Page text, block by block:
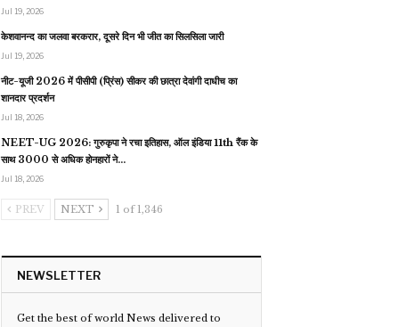
Jul 19, 2026
केशवानन्द का जलवा बरकरार, दूसरे दिन भी जीत का सिलसिला जारी
Jul 19, 2026
नीट-यूजी 2026 में पीसीपी (प्रिंस) सीकर की छात्रा देवांगी दाधीच का
शानदार प्रदर्शन
Jul 18, 2026
NEET-UG 2026: गुरुकृपा ने रचा इतिहास, ऑल इंडिया 11th रैंक के
साथ 3000 से अधिक होनहारों ने…
Jul 18, 2026
PREV NEXT 1 of 1,346
NEWSLETTER
Get the best of world News delivered to